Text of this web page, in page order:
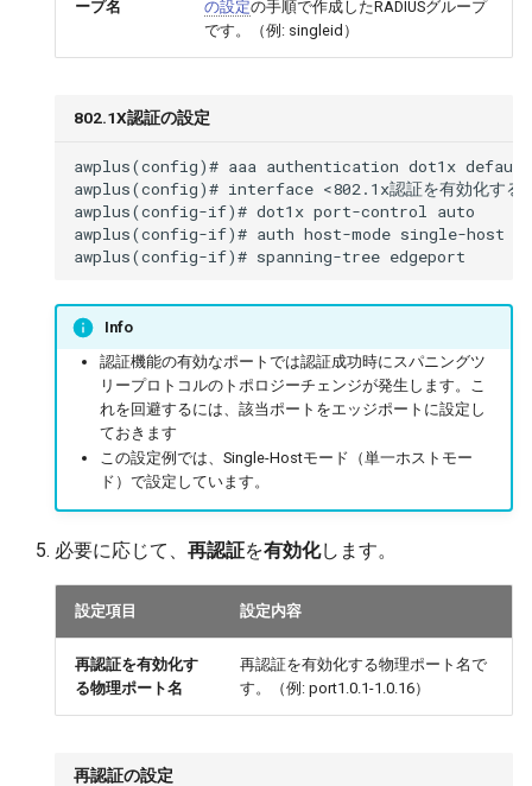
ープ名
の設定の手順で作成したRADIUSグループ
です。（例: singleid）
802.1X認証の設定
awplus(config)# aaa authentication dot1x default
awplus(config)# interface <802.1x認証を有効化する
awplus(config-if)# dot1x port-control auto
awplus(config-if)# auth host-mode single-host
Info
認証機能の有効なポートでは認証成功時にスパニングツ
リープロトコルのトポロジーチェンジが発生します。こ
れを回避するには、該当ポートをエッジポートに設定し
ておきます
この設定例では、Single-Hostモード（単一ホストモー
ド）で設定しています。
必要に応じて、 再認証を有効化します。
設定項目 設定内容
再認証を有効化す
る物理ポート名
再認証を有効化する物理ポート名で
す。（例: port1.0.1-1.0.16）
再認証の設定